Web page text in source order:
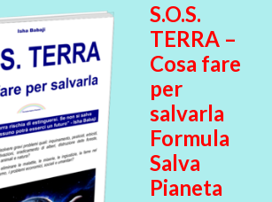
S.O.S.
TERRA –
Cosa fare
per
salvarla
Formula
Salva
Pianeta